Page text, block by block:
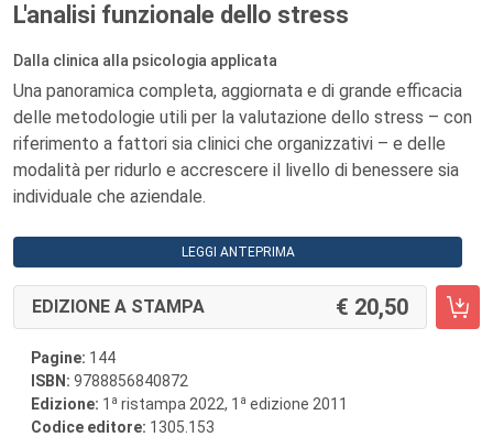
L'analisi funzionale dello stress
Dalla clinica alla psicologia applicata
Una panoramica completa, aggiornata e di grande efficacia
delle metodologie utili per la valutazione dello stress – con
riferimento a fattori sia clinici che organizzativi – e delle
modalità per ridurlo e accrescere il livello di benessere sia
individuale che aziendale.
LEGGI ANTEPRIMA
EDIZIONE A STAMPA 20,50
Pagine: 144
ISBN: 9788856840872
Edizione: 1 a ristampa 2022, 1 a edizione 2011
Codice editore: 1305.153